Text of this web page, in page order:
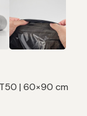
| 60×90 cm